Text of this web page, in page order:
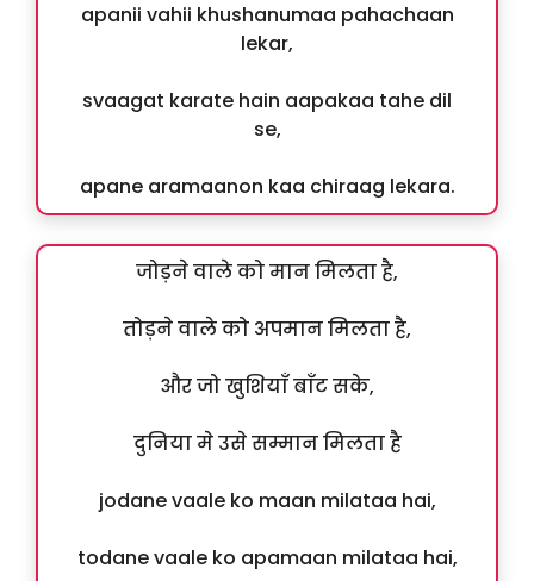
apanii vahii khushanumaa pahachaan
lekar,
svaagat karate hain aapakaa tahe dil
se,
apane aramaanon kaa chiraag lekara.
जोड़ने वाले को मान मिलता है,
तोड़ने वाले को अपमान मिलता है,
और जो खुशियाँ बाँट सके,
दुनिया मे उसे सम्मान मिलता है
jodane vaale ko maan milataa hai,
todane vaale ko apamaan milataa hai,